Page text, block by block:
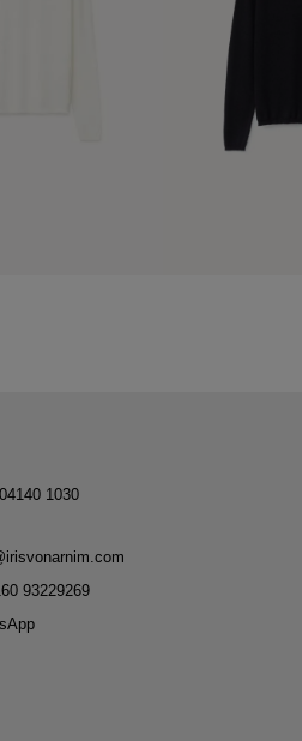
1030
93229269